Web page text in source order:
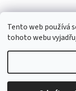
Tento web používá
tohoto webu
Copyright 2026